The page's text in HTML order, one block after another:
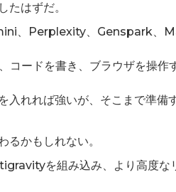
たはずだ。
、Perplexity、Genspark、
ードを書き、ブラウザを操作
入れれば強いが、そこまで準備
るかもしれない。
を組み込み、より高度な